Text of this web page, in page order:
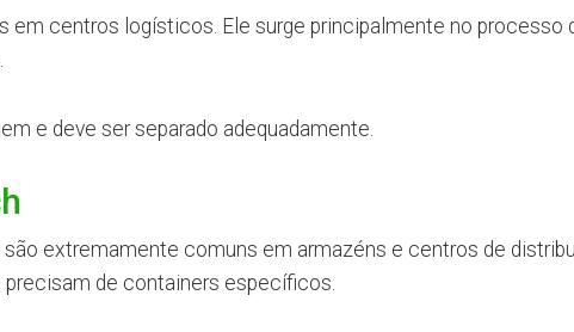
em centros logísticos. Ele surge principalmente no processo
e deve ser separado adequadamente.
extremamente comuns em armazéns e centros de
de containers específicos.